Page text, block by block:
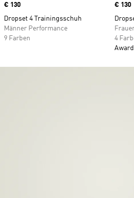
Price
€ 130
Dropset 4 Trainingsschuh
Männer Performance
9 Farben
Price
€ 130
4